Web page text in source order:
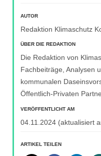
AUTOR
Redaktion Klimaschutz
ÜBER DIE REDAKTION
Die Redaktion von
Fachbeiträge, Analysen
kommunalen
Öffentlich-Privaten
VERÖFFENTLICHT AM
04.11.2024(aktualisiert
ARTIKEL TEILEN